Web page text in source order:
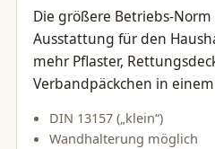
Die größere Betriebs-
Ausstattung für den
mehr Pflaster,
Verbandpäckchen in
DIN 13157 („klein“)
Wandhalterung möglich